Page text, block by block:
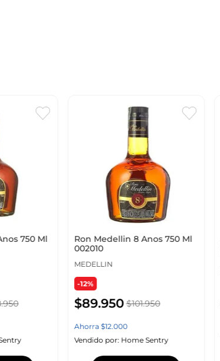
750 Ml
.950
Ron Medellin 8 Anos 750 Ml
002010
MEDELLIN
-12%
$89.950 $101.950
Ahorra $12.000
Vendido por: Home Sentry